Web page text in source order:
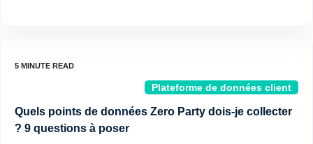
Plateforme de données client
Quels points de données Zero Party dois-je collecter
? 9 questions à poser